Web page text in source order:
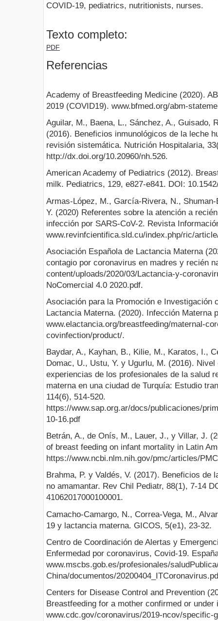
COVID-19, pediatrics, nutritionists, nurses.
Texto completo:
PDF
Referencias
Academy of Breastfeeding Medicine (2020).
2019 (COVID19). www.bfmed.org/abm-
Aguilar, M., Baena, L., Sánchez, A., Guisado,
(2016). Beneficios inmunológicos de la leche
revisión sistemática. Nutrición Hospitalaria,
http://dx.doi.org/10.20960/nh.526.
American Academy of Pediatrics (2012).
milk. Pediatrics, 129, e827-e841. DOI:
Armas-López, M., García-Rivera, N.,
Y. (2020) Referentes sobre la atención a
infección por SARS-CoV-2. Revista
www.revinfcientifica.sld.cu/index.php/ric/
Asociación Española de Lactancia Materna
contagio por coronavirus en madres y recién
content/uploads/2020/03/Lactancia-y-
NoComercial 4.0 2020.pdf.
Asociación para la Promoción e Investigación
Lactancia Materna. (2020). Infección Materna
www.elactancia.org/breastfeeding/maternal-
covinfection/product/.
Baydar, A., Kayhan, B., Kilie, M., Karatos, I.,
Domac, U., Ustu, Y. y Ugurlu, M. (2016).
experiencias de los profesionales de la salud
materna en una ciudad de Turquía: Estudio
114(6), 514-520.
https://www.sap.org.ar/docs/publicaciones/
10-16.pdf
Betrán, A., de Onís, M., Lauer, J., y Villar, J.
of breast feeding on infant mortality in Latin
https://www.ncbi.nlm.nih.gov/pmc/articles/
Brahma, P. y Valdés, V. (2017). Beneficios de
no amamantar. Rev Chil Pediatr, 88(1), 7-14
41062017000100001.
Camacho-Camargo, N., Correa-Vega, M.,
19 y lactancia materna. GICOS, 5(e1), 23-32.
Centro de Coordinación de Alertas y
Enfermedad por coronavirus, Covid-19.
www.mscbs.gob.es/profesionales/
China/documentos/
Centers for Disease Control and Prevention
Breastfeeding for a mother confirmed or
www.cdc.gov/coronavirus/2019-ncov/specific-